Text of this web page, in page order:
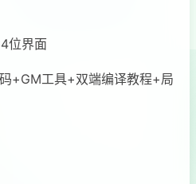
位界面
+GM工具+双端编译教程+局